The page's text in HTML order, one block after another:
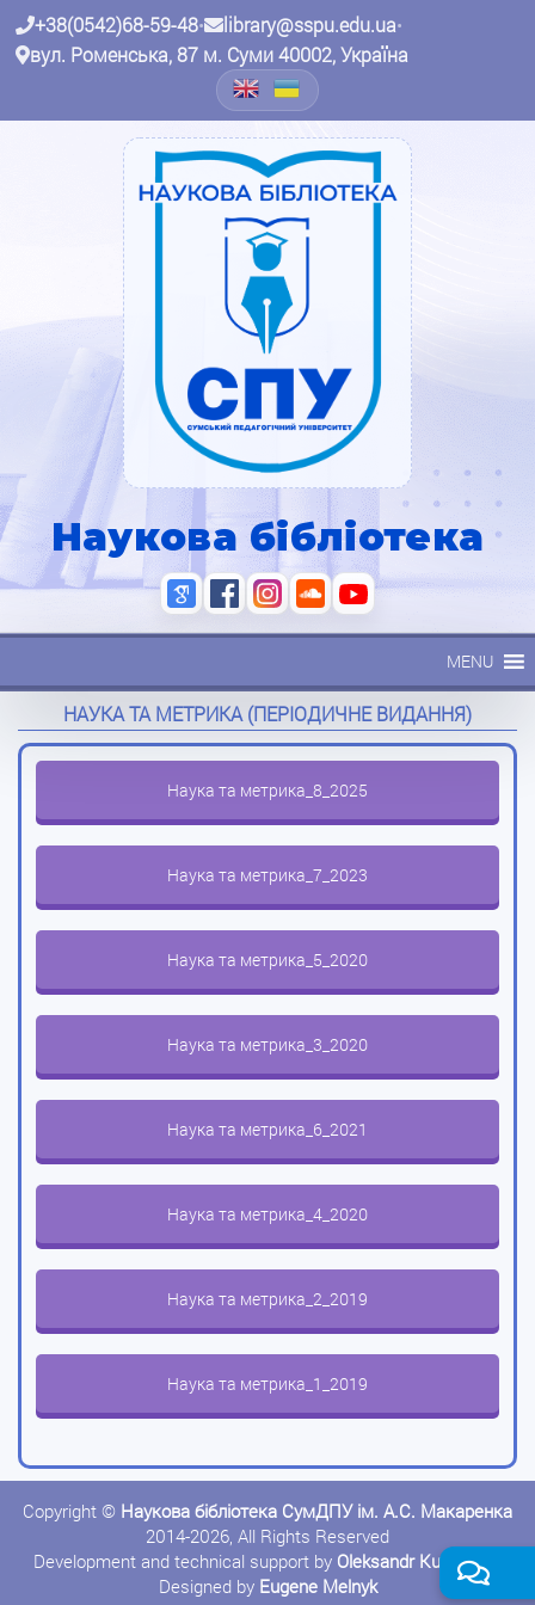
+38(0542)68-59-48• library@sspu.edu.ua•
вул. Роменська, 87 м. Суми 40002, Україна
Наукова бібліотека
MENU
НАУКА ТА МЕТРИКА (ПЕРІОДИЧНЕ ВИДАННЯ)
Наука та метрика_8_2025
Наука та метрика_7_2023
Наука та метрика_5_2020
Наука та метрика_3_2020
Наука та метрика_6_2021
Наука та метрика_4_2020
Наука та метрика_2_2019
Наука та метрика_1_2019
Copyright © Наукова бібліотека СумДПУ ім. А.С. Макаренка
2014-2026, All Rights Reserved
Development and technical support by Oleksandr Kushnerov
Designed by Eugene Melnyk